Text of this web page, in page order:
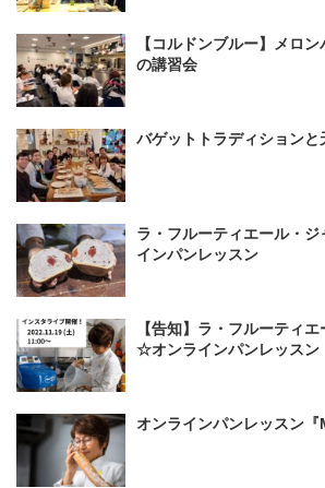
【コルドンブルー】メロ
の講習会
バゲットトラディション
ラ・フルーティエール・
インパンレッスン
【告知】ラ・フルーティ
☆オンラインパンレッスン
オンラインパンレッスン